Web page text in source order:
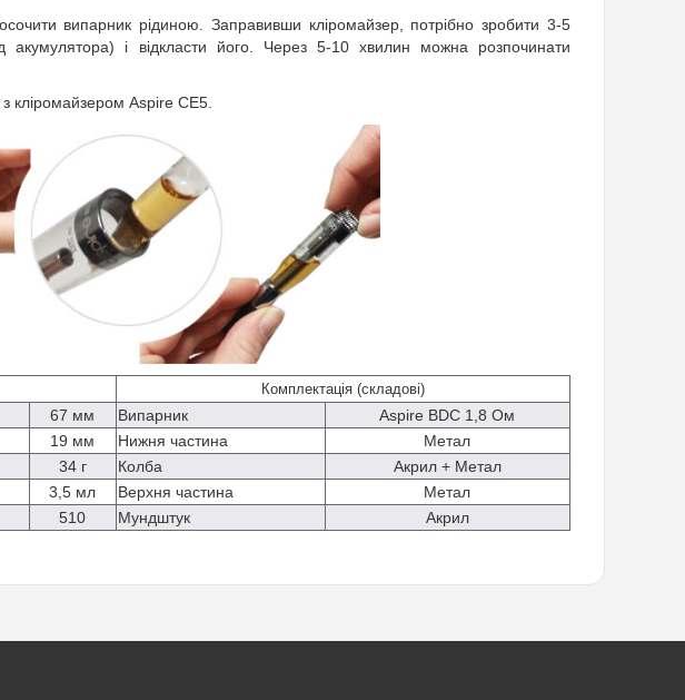
випарник рідиною. Заправивши кліромайзер, потрібно зробити 3-5
акумулятора) і відкласти його. Через 5-10 хвилин можна розпочинати
кліромайзером Aspire CE5.
Комплектація (складові)
67 мм Випарник
Aspire BDC 1,8 Ом
19 мм Нижня частина
Метал
34 г Колба
Акрил + Метал
3,5 мл Верхня частина
Метал
510 Мундштук Акрил